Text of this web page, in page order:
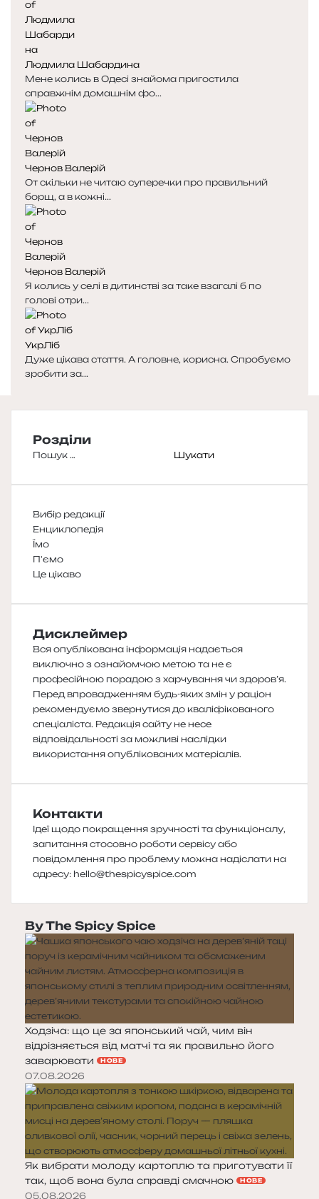
Людмила Шабардина
Мене колись в Одесі знайома пригостила
справжнім домашнім фо...
Чернов Валерій
От скільки не читаю суперечки про правильний
борщ, а в кожні...
Чернов Валерій
Я колись у селі в дитинстві за таке взагалі б по
голові отри...
УкрЛіб
Дуже цікава стаття. А головне, корисна. Спробуємо
зробити за...
Розділи
Пошук:
Вибір редакції
Енциклопедія
Їмо
П'ємо
Це цікаво
Дисклеймер
Вся опублікована інформація надається
виключно з ознайомчою метою та не є
професійною порадою з харчування чи здоров’я.
Перед впровадженням будь-яких змін у раціон
рекомендуємо звернутися до кваліфікованого
спеціаліста. Редакція сайту не несе
відповідальності за можливі наслідки
використання опублікованих матеріалів.
Контакти
Ідеї щодо покращення зручності та функціоналу,
запитання стосовно роботи сервісу або
повідомлення про проблему можна надіслати на
адресу: hello@thespicyspice.com
By The Spicy Spice
Ходзіча: що це за японський чай, чим він
відрізняється від матчі та як правильно його
заварювати
НОВЕ
07.08.2026
Як вибрати молоду картоплю та приготувати її
так, щоб вона була справді смачною
НОВЕ
05.08.2026